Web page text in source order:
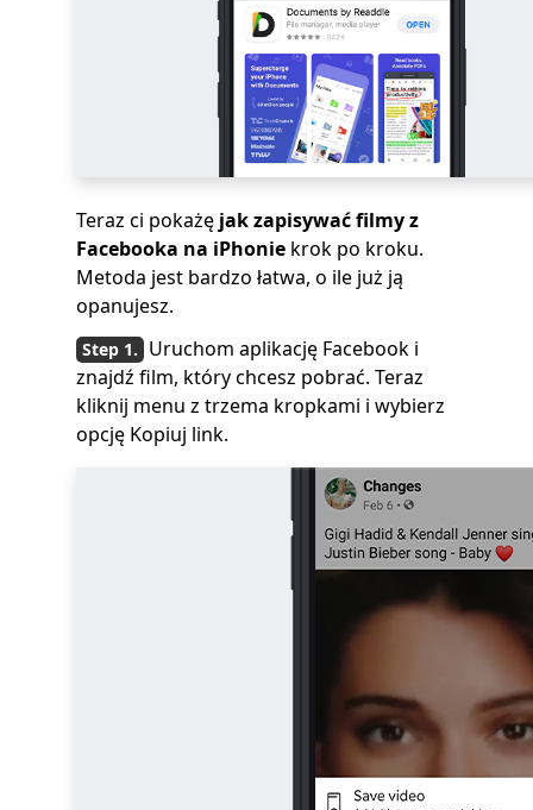
Teraz ci pokażę jak zapisywać filmy z
Facebooka na iPhonie krok po kroku.
Metoda jest bardzo łatwa, o ile już ją
opanujesz.
Uruchom aplikację Facebook i
znajdź film, który chcesz pobrać. Teraz
kliknij menu z trzema kropkami i wybierz
opcję Kopiuj link.